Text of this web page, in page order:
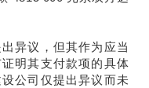
异议，但其作为应当
明其支付款项的具体
公司仅提出异议而未